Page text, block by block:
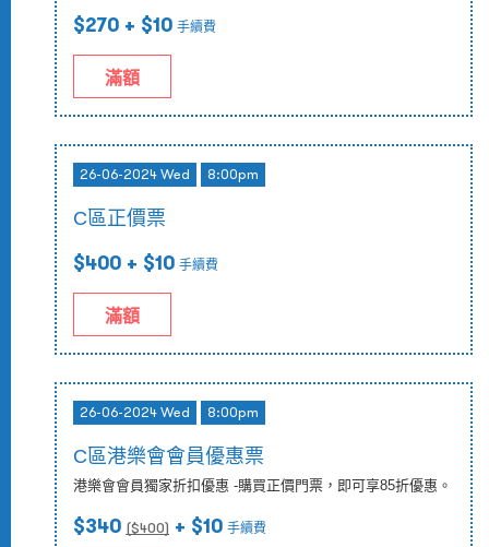
$270 + $10 手續費
滿額
26-06-2024 Wed 8:00pm
C區正價票
$400 + $10 手續費
滿額
26-06-2024 Wed 8:00pm
C區港樂會會員優惠票
港樂會會員獨家折扣優惠 -購買正價門票，即可享85折優惠。
$340 ($400) + $10 手續費